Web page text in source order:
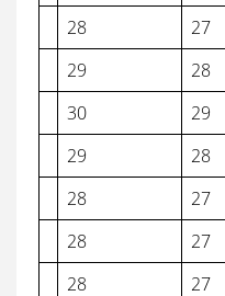
28
27
29
28
30
29
29
28
28
27
28
27
28
27